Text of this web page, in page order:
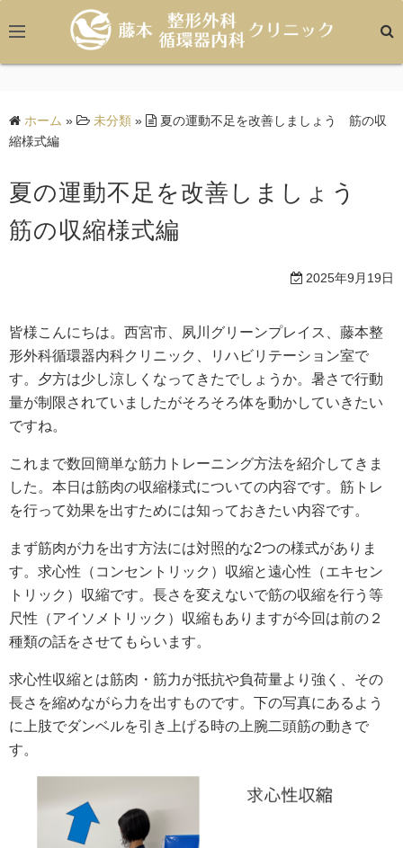
ン
へ
ス
ッ
プ
ホーム » 未分類 »
夏の運動不足を改善しましょう 筋の収
縮様式編
夏の運動不足を改善しましょう
筋の収縮様式編
2025年9月19日
皆様こんにちは。西宮市、夙川グリーンプレイス、藤本整
形外科循環器内科クリニック、リハビリテーション室で
す。夕方は少し涼しくなってきたでしょうか。暑さで行動
量が制限されていましたがそろそろ体を動かしていきたい
ですね。
これまで数回簡単な筋力トレーニング方法を紹介してきま
した。本日は筋肉の収縮様式についての内容です。筋トレ
を行って効果を出すためには知っておきたい内容です。
まず筋肉が力を出す方法には対照的な2つの様式がありま
す。求心性（コンセントリック）収縮と遠心性（エキセン
トリック）収縮です。長さを変えないで筋の収縮を行う等
尺性（アイソメトリック）収縮もありますが今回は前の２
種類の話をさせてもらいます。
求心性収縮とは筋肉・筋力が抵抗や負荷量より強く、その
長さを縮めながら力を出すものです。下の写真にあるよう
に上肢でダンベルを引き上げる時の上腕二頭筋の動きで
す。